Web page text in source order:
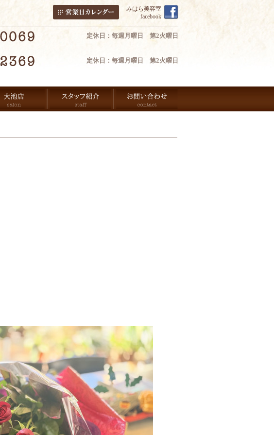
みはら美容室
facebook
定休日：毎週月曜日 第2火曜日
定休日：毎週月曜日 第2火曜日